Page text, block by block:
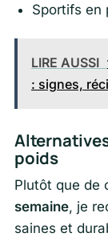
Sportifs en
LIRE AUSSI
: signes,
poids
Plutôt que de
semaine, je
saines et